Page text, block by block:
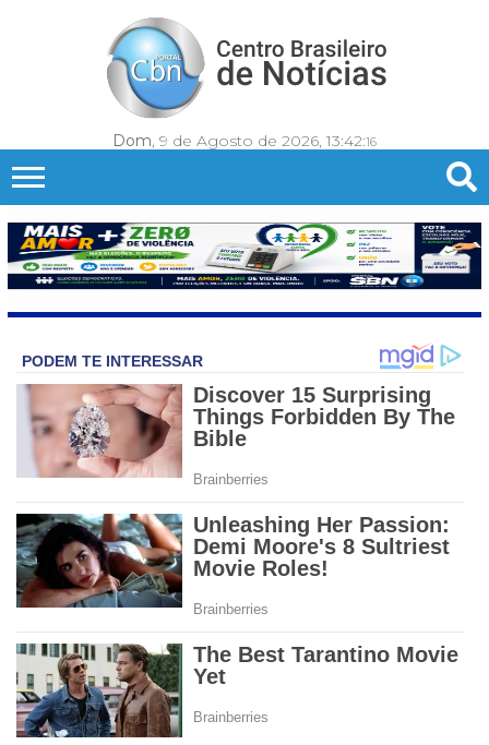
Dom, 9 de Agosto de 2026, 13:42:19